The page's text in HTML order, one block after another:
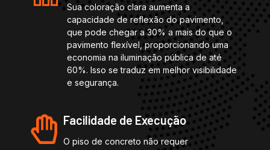
Sua coloração clara aumenta a
capacidade de reflexão do pavimento,
que pode chegar a 30% a mais do que o
pavimento flexível, proporcionando uma
economia na iluminação pública de até
60%. Isso se traduz em melhor visibilidade
e segurança.
Facilidade de Execução
O piso de concreto não requer